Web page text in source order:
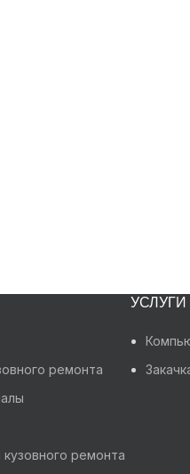
ремонта
ремонта
УСЛУГИ